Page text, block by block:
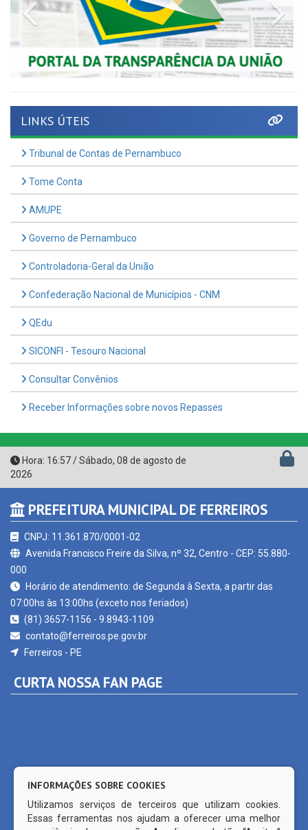
Tribunal de Contas de Pernambuco
Tome Conta
AMUPE
Governo de Pernambuco
Controladoria-Geral da União
Confederação Nacional de Municípios - CNM
QEdu
SICONFI - Tesouro Nacional
Consultar Convênios
Receber Informações sobre novos Repasses
Hora:16:57/Sábado,08 de agosto de
2026
PREFEITURA MUNICIPAL DE FERREIROS
CNPJ: 11.361.870/0001-02
000
Horário de atendimento: de Segunda à Sexta, a partir das
07:00hs às 13:00hs (exceto nos feriados)
(81) 3657-1156 - 9.8943-1109
contato@ferreiros.pe.gov.br
Ferreiros - PE
CURTA NOSSA FAN PAGE
INFORMAÇÕES SOBRE COOKIES
Utilizamos serviços de terceiros que utilizam cookies.
Essas ferramentas nos ajudam a oferecer uma melhor